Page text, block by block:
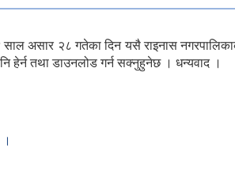
असार २८ गतेका दिन यसै राइनास
हेर्न तथा डाउनलोड गर्न सक्नुहुनेछ । धन्यवाद ।